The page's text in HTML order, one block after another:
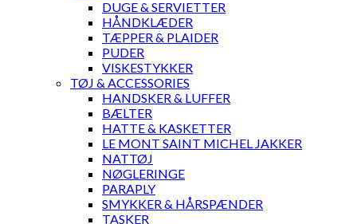
DUGE & SERVIETTER
HÅNDKLÆDER
TÆPPER & PLAIDER
PUDER
VISKESTYKKER
TØJ & ACCESSORIES
HANDSKER & LUFFER
BÆLTER
HATTE & KASKETTER
LE MONT SAINT MICHEL JAKKER
NATTØJ
NØGLERINGE
PARAPLY
SMYKKER & HÅRSPÆNDER
TASKER